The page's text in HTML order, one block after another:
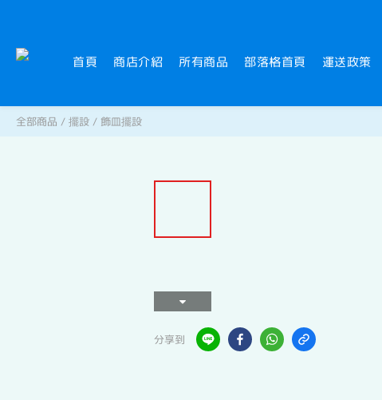
首頁 商店介紹 所有商品 部落格首頁 運送政策
全部商品 / 擺設 / 飾皿擺設
分享到